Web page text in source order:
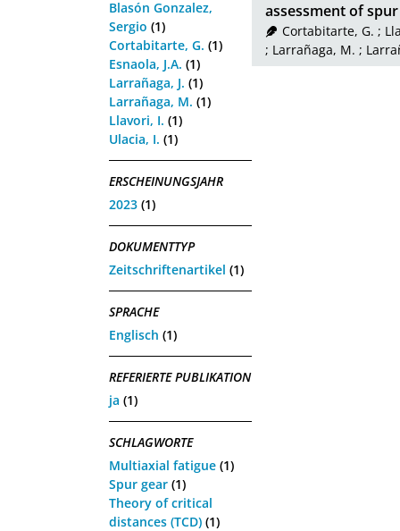
Blasón Gonzalez,
Sergio (1)
Cortabitarte, G. (1)
Esnaola, J.A. (1)
Larrañaga, J. (1)
Larrañaga, M. (1)
Llavori, I. (1)
Ulacia, I. (1)
ERSCHEINUNGSJAHR
2023 (1)
DOKUMENTTYP
Zeitschriftenartikel (1)
SPRACHE
Englisch (1)
REFERIERTE PUBLIKATION
ja (1)
SCHLAGWORTE
Multiaxial fatigue (1)
Spur gear (1)
Theory of critical
distances (TCD) (1)
assessment of
Cortabitarte, G. ;
; Larrañaga, M. ;